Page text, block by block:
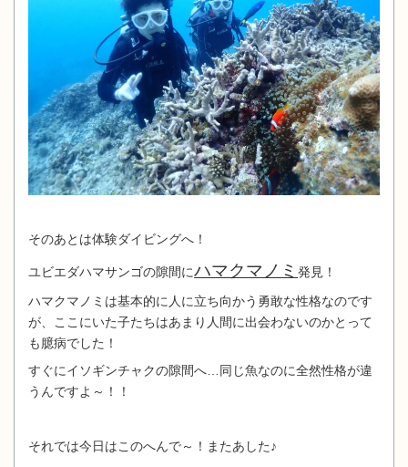
そのあとは体験ダイビングへ！
ユビエダハマサンゴの隙間にハマクマノミ 発見！
ハマクマノミは基本的に人に立ち向かう勇敢な性格なのです
が、ここにいた子たちはあまり人間に出会わないのかとって
も臆病でした！
すぐにイソギンチャクの隙間へ…同じ魚なのに全然性格が違
うんですよ～！！
それでは今日はこのへんで～！またあした♪